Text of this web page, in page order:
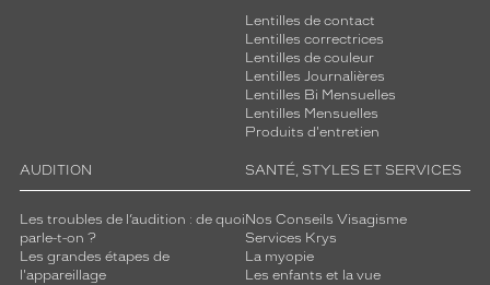
Lentilles de contact
Lentilles correctrices
Lentilles de couleur
Lentilles Journalières
Lentilles Bi Mensuelles
Lentilles Mensuelles
Produits d'entretien
AUDITION
Les troubles de l’audition : de quoi
parle-t-on ?
Les grandes étapes de
l'appareillage
SANTÉ, STYLES ET SERVICES
Nos Conseils Visagisme
Services Krys
La myopie
Les enfants et la vue